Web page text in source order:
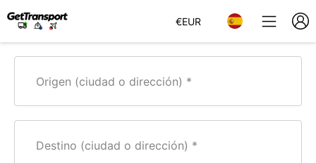
€EUR
Origen (ciudad o dirección)
Destino (ciudad o dirección)